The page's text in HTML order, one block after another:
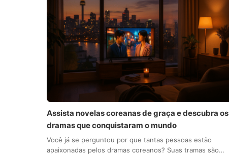
Assista novelas coreanas de graça e descubra os
dramas que conquistaram o mundo
Você já se perguntou por que tantas pessoas estão
apaixonadas pelos dramas coreanos? Suas tramas são…